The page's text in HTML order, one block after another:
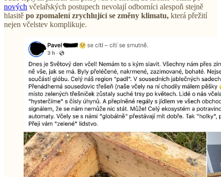
nových včelařských postupech nevolají odborníci alespoň stejně
hlasitě po zpomalení zrychlující se změny klimatu, která přežití
nejen včelstev komplikuje.